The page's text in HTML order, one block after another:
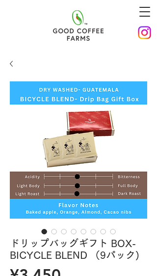
ドリップバッグギフト BOX-
BICYCLE BLEND （9パック)